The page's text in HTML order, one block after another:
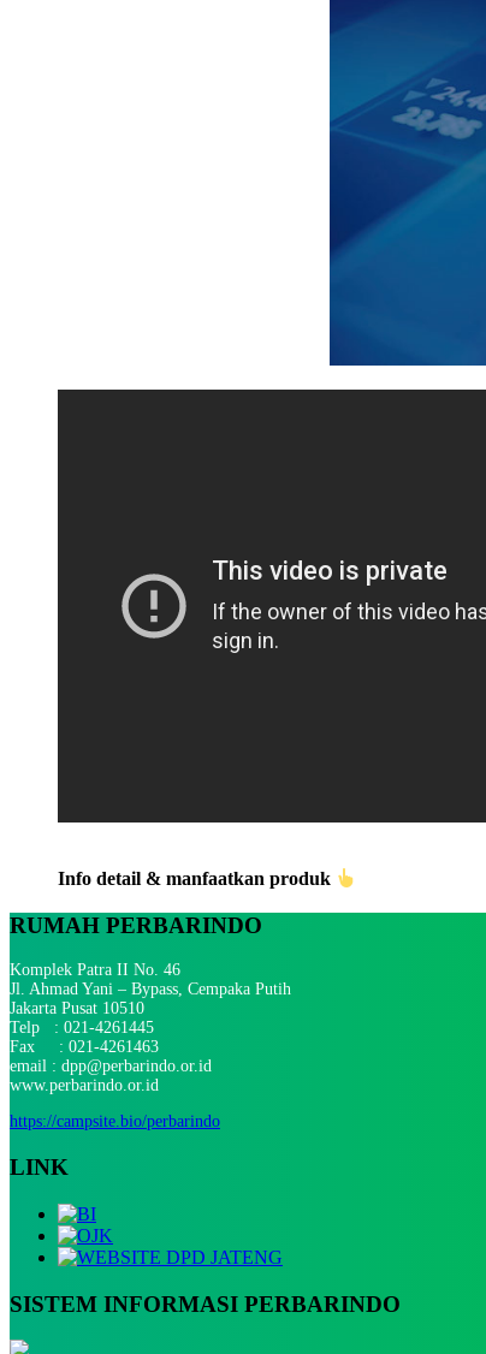
Info detail & manfaatkan produk
RUMAH PERBARINDO
Komplek Patra II No. 46
Jl. Ahmad Yani – Bypass, Cempaka Putih
Jakarta Pusat 10510
Telp : 021-4261445
Fax : 021-4261463
email : dpp@perbarindo.or.id
www.perbarindo.or.id
https://campsite.bio/perbarindo
LINK
SISTEM INFORMASI PERBARINDO